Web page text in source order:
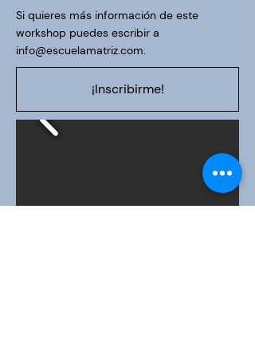
Si quieres más información de este
workshop puedes escribir a
info@escuelamatriz.com.
¡Inscribirme!